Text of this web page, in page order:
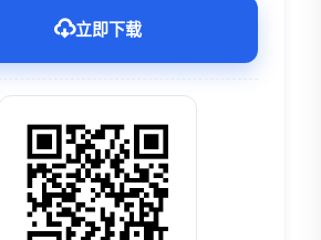
立即下载